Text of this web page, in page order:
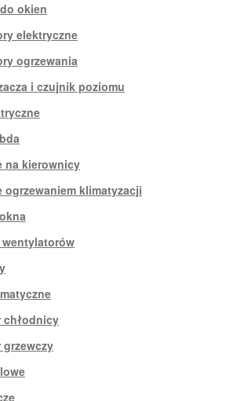
okien
elektryczne
ogrzewania
i czujnik poziomu
na kierownicy
ogrzewaniem klimatyzacji
chłodnicy